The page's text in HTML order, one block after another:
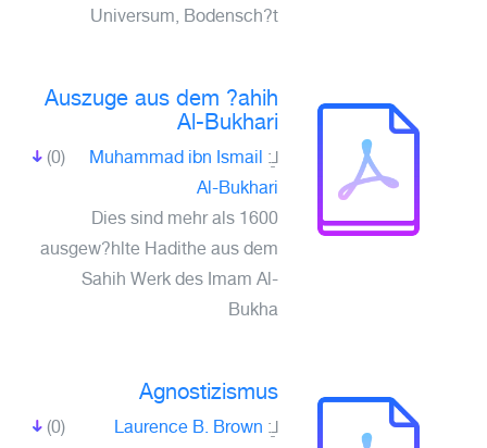
Universum, Bodensch?t
Auszuge aus dem ?ahih
Al-Bukhari
(0) لـِ: Muhammad ibn Ismail
Al-Bukhari
Dies sind mehr als 1600
ausgew?hlte Hadithe aus dem
Sahih Werk des Imam Al-
Bukha
Agnostizismus
(0) لـِ: Laurence B. Brown